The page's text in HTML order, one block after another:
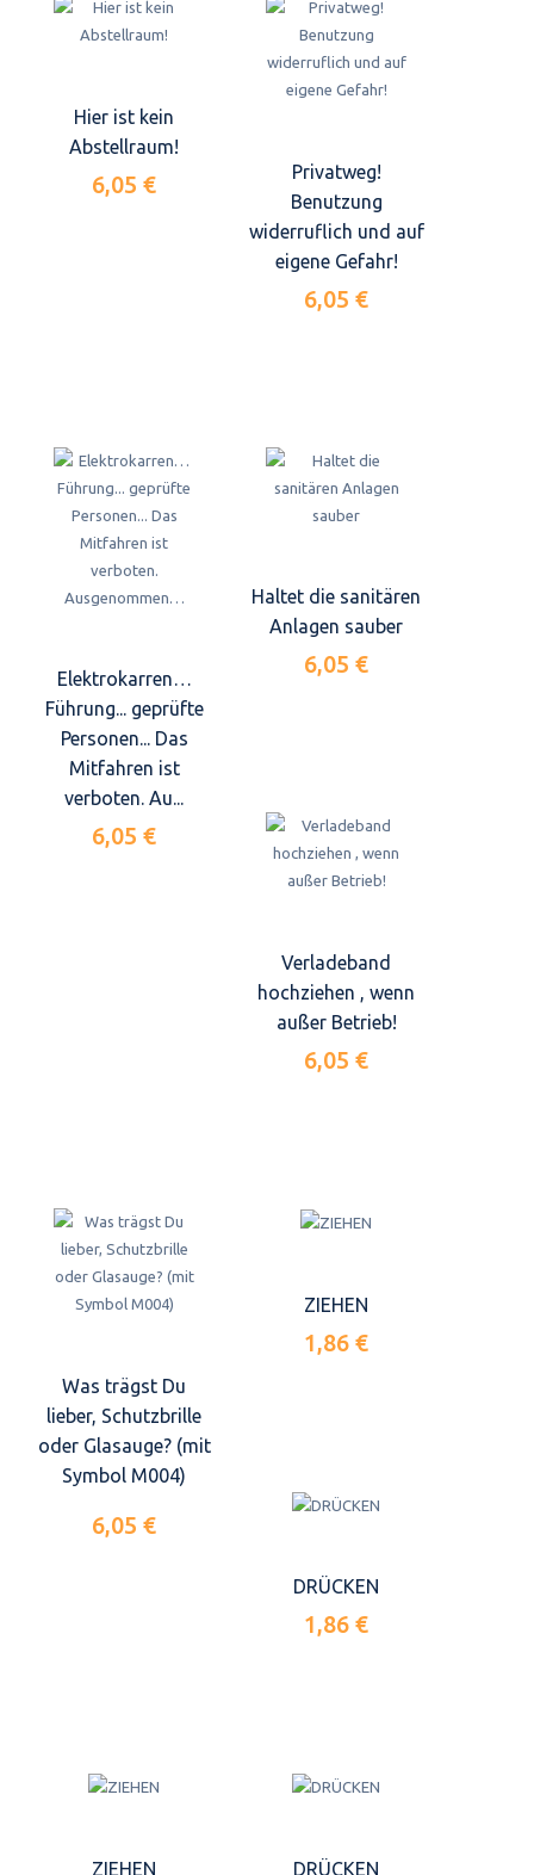
Hier ist kein
Abstellraum!
6,05 €
Privatweg!
Benutzung
widerruflich und auf
eigene Gefahr!
6,05 €
Elektrokarren…
Führung... geprüfte
Personen... Das
Mitfahren ist
verboten. Au...
6,05 €
Haltet die sanitären
Anlagen sauber
6,05 €
Verladeband
hochziehen , wenn
außer Betrieb!
6,05 €
Was trägst Du
lieber, Schutzbrille
oder Glasauge? (mit
Symbol M004)
6,05 €
ZIEHEN
1,86 €
DRÜCKEN
1,86 €
ZIEHEN DRÜCKEN